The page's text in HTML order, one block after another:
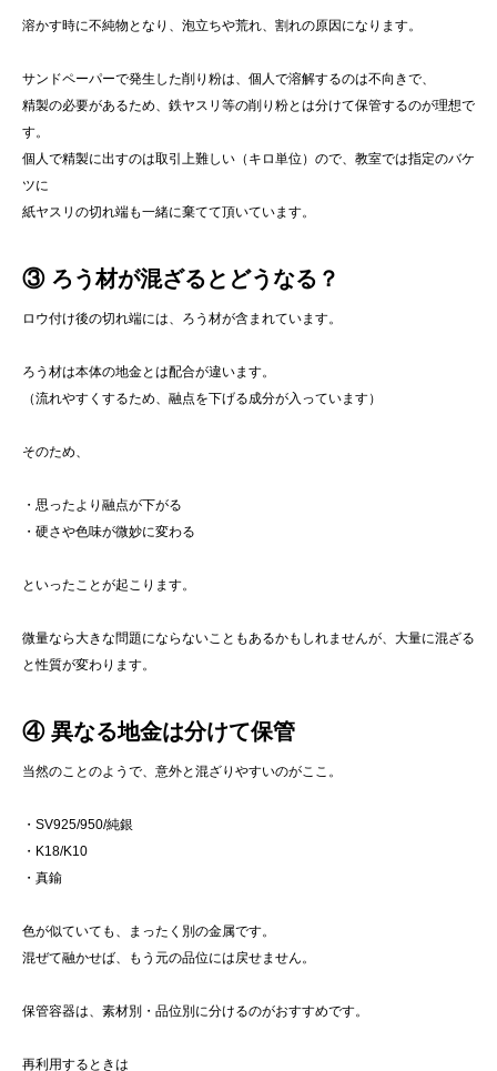
溶かす時に不純物となり、泡立ちや荒れ、割れの原因になります。
サンドペーパーで発生した削り粉は、個人で溶解するのは不向きで、
精製の必要があるため、鉄ヤスリ等の削り粉とは分けて保管するのが理想で
す。
個人で精製に出すのは取引上難しい（キロ単位）ので、教室では指定のバケ
ツに
紙ヤスリの切れ端も一緒に棄てて頂いています。
③ ろう材が混ざるとどうなる？
ロウ付け後の切れ端には、ろう材が含まれています。
ろう材は本体の地金とは配合が違います。
（流れやすくするため、融点を下げる成分が入っています）
そのため、
・思ったより融点が下がる
・硬さや色味が微妙に変わる
といったことが起こります。
微量なら大きな問題にならないこともあるかもしれませんが、大量に混ざる
と性質が変わります。
④ 異なる地金は分けて保管
当然のことのようで、意外と混ざりやすいのがここ。
・SV925/950/純銀
・K18/K10
・真鍮
色が似ていても、まったく別の金属です。
混ぜて融かせば、もう元の品位には戻せません。
保管容器は、素材別・品位別に分けるのがおすすめです。
再利用するときは